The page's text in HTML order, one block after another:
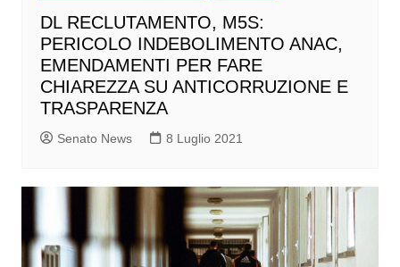
DL RECLUTAMENTO, M5S:
PERICOLO INDEBOLIMENTO ANAC,
EMENDAMENTI PER FARE
CHIAREZZA SU ANTICORRUZIONE E
TRASPARENZA
Senato News 8 Luglio 2021